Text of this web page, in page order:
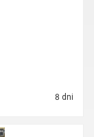
8 dni